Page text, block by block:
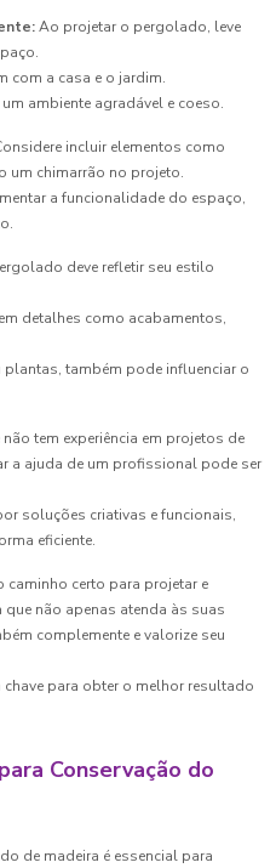
Ao projetar o pergolado, leve
com a casa e o jardim.
ambiente agradável e coeso.
incluir elementos como
um chimarrão no projeto.
a funcionalidade do espaço,
deve refletir seu estilo
detalhes como acabamentos,
também pode influenciar o
não tem experiência em projetos de
a ajuda de um profissional pode ser
soluções criativas e funcionais,
eficiente.
caminho certo para projetar e
não apenas atenda às suas
complemente e valorize seu
para obter o melhor resultado
Conservação do
de madeira é essencial para